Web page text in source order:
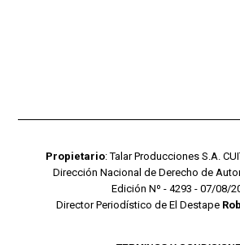
Propietario: Talar Producciones S.A.
Dirección Nacional de Derecho de
Edición Nº - 4293 - 07/08/
Director Periodístico de El Destape